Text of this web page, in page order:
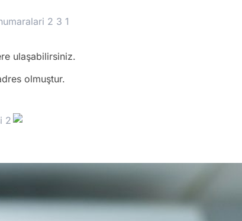
ulaşabilirsiniz.
olmuştur.